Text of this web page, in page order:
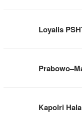
Loyalis
Kapolri